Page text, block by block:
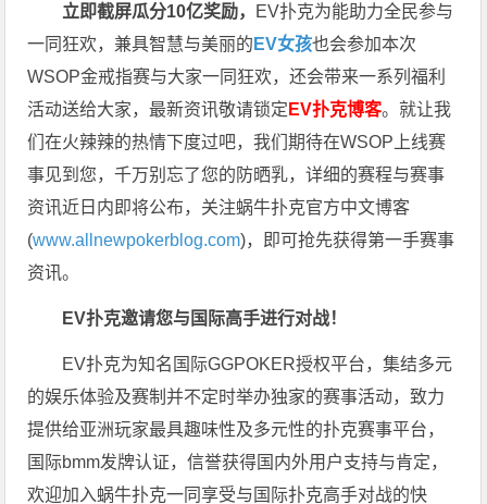
立即截屏瓜分10亿奖励， EV扑克为能助力全民参与
一同狂欢，兼具智慧与美丽的 EV女孩也会参加本次
WSOP金戒指赛与大家一同狂欢，还会带来一系列福利
活动送给大家，最新资讯敬请锁定 EV扑克博客。就让我
们在火辣辣的热情下度过吧，我们期待在WSOP上线赛
事见到您，千万别忘了您的防晒乳，详细的赛程与赛事
资讯近日内即将公布，关注蜗牛扑克官方中文博客
(www.allnewpokerblog.com)，即可抢先获得第一手赛事
资讯。
EV扑克邀请您与国际高手进行对战！
EV扑克为知名国际GGPOKER授权平台，集结多元
的娱乐体验及赛制并不定时举办独家的赛事活动，致力
提供给亚洲玩家最具趣味性及多元性的扑克赛事平台，
国际bmm发牌认证，信誉获得国内外用户支持与肯定，
欢迎加入蜗牛扑克一同享受与国际扑克高手对战的快